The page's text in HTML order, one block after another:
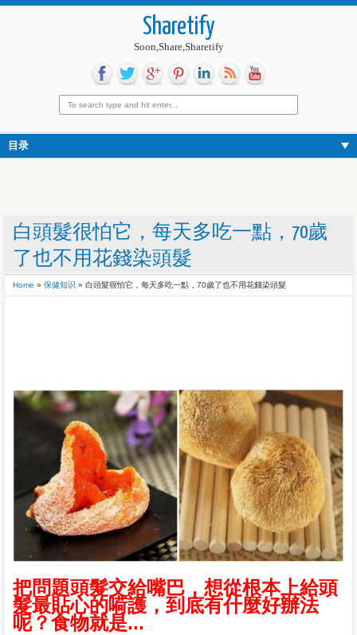
Sharetify
Soon,Share,Sharetify
目录
白頭髮很怕它，每天多吃一點，70歲
了也不用花錢染頭髮
Home » 保健知识 » 白頭髮很怕它，每天多吃一點，70歲了也不用花錢染頭髮
把問題頭髮交給嘴巴，想從根本上給頭
髮最貼心的嗬護，到底有什麼好辦法
呢？食物就是...